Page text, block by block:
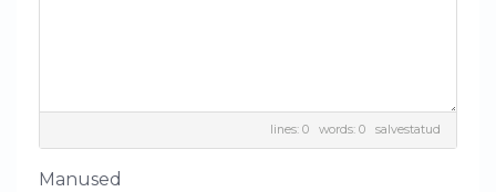
lines: 0 words: 0 salvestatud
Manused